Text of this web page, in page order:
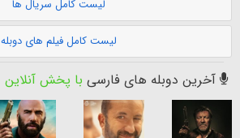
لیست کامل سریال ها
لیست کامل فیلم های دوبله
آخرین دوبله های فارسی با پخش آنلاین